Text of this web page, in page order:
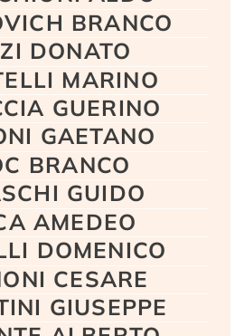
BRANCO
DONATO
MARINO
GUERINO
GAETANO
BRANCO
GUIDO
AMEDEO
DOMENICO
CESARE
GIUSEPPE